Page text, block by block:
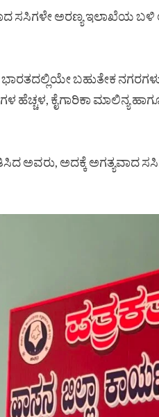
ಸಸಿಗಳೇ ಅರಣ್ಯ ಇಲಾಖೆಯ
ಬಹುತೇಕ ನಗರಗಳು
ಹೆಚ್ಚಳ, ಕೈಗಾರಿಕಾ ಮಾಲಿನ್ಯ
ಅವರು, ಅದಕ್ಕೆ ಅಗತ್ಯವಾದ